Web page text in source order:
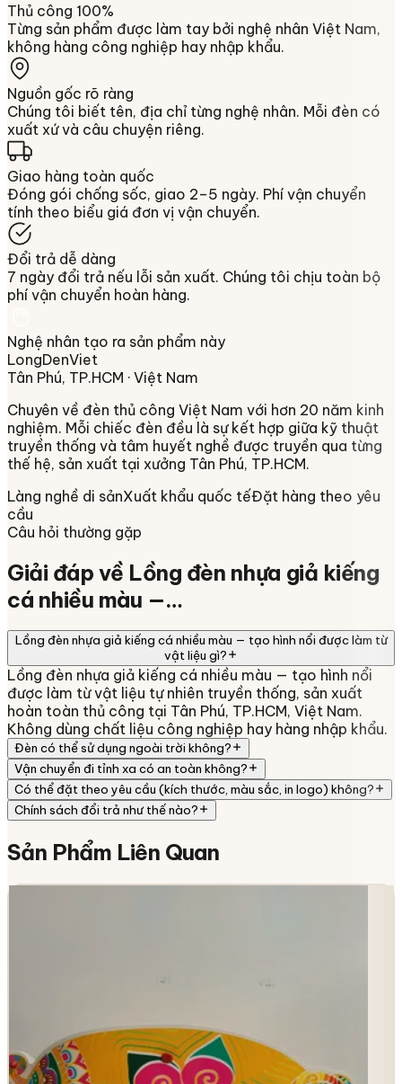
Thủ công 100%
Từng sản phẩm được làm tay bởi nghệ nhân Việt Nam,
không hàng công nghiệp hay nhập khẩu.
Nguồn gốc rõ ràng
Chúng tôi biết tên, địa chỉ từng nghệ nhân. Mỗi đèn có
xuất xứ và câu chuyện riêng.
Giao hàng toàn quốc
Đóng gói chống sốc, giao 2–5 ngày. Phí vận chuyển
tính theo biểu giá đơn vị vận chuyển.
Đổi trả dễ dàng
7 ngày đổi trả nếu lỗi sản xuất. Chúng tôi chịu toàn bộ
phí vận chuyển hoàn hàng.
Nghệ nhân tạo ra sản phẩm này
LongDenViet
Tân Phú, TP.HCM · Việt Nam
Chuyên về đèn thủ công Việt Nam với hơn 20 năm kinh
nghiệm. Mỗi chiếc đèn đều là sự kết hợp giữa kỹ thuật
truyền thống và tâm huyết nghề được truyền qua từng
thế hệ, sản xuất tại xưởng Tân Phú, TP.HCM.
Làng nghề di sảnXuất khẩu quốc tếĐặt hàng theo yêu
cầu
Câu hỏi thường gặp
Giải đáp về Lồng đèn nhựa giả kiếng
cá nhiều màu —…
Lồng đèn nhựa giả kiếng cá nhiều màu — tạo hình nổi được làm từ
vật liệu gì?
Lồng đèn nhựa giả kiếng cá nhiều màu — tạo hình nổi
được làm từ vật liệu tự nhiên truyền thống, sản xuất
hoàn toàn thủ công tại Tân Phú, TP.HCM, Việt Nam.
Không dùng chất liệu công nghiệp hay hàng nhập khẩu.
Đèn có thể sử dụng ngoài trời không?
Vận chuyển đi tỉnh xa có an toàn không?
Có thể đặt theo yêu cầu (kích thước, màu sắc, in logo) không?
Chính sách đổi trả như thế nào?
Sản Phẩm Liên Quan